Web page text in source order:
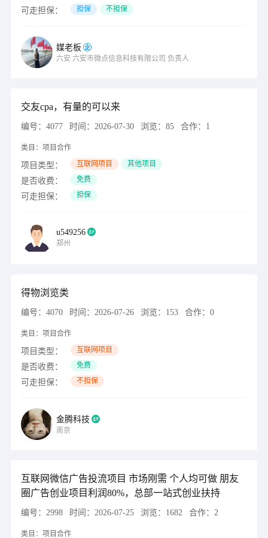
可走担保： 担保 不担保
媒老板
六安 六安市微点信息科技有限公司 负责人
交友cpa，有量的可以来
编号： 4077 时间： 2026-07-30 浏览： 85 合作： 1
类目： 项目合作
项目类型： 互联网项目 其他项目
是否收费： 免费
可走担保： 担保
u549256
郑州
得物浏览类
编号： 4070 时间： 2026-07-26 浏览： 153 合作： 0
类目： 项目合作
项目类型： 互联网项目
是否收费： 免费
可走担保： 不担保
金腾科技
南京
互联网微信广告投流项目 市场刚需 个人均可做 朋友
圈广告创业项目利润80%，总部一站式创业扶持
编号： 2998 时间： 2026-07-25 浏览： 1682 合作： 2
类目： 项目合作